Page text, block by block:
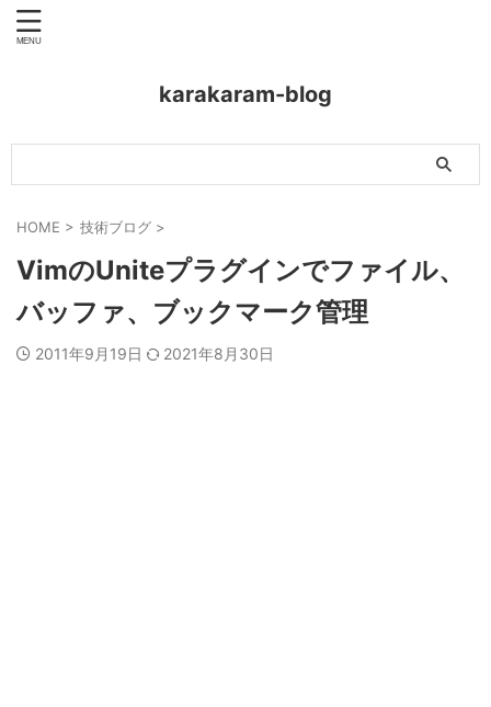
karakaram-blog
HOME > 技術ブログ >
VimのUniteプラグインでファイル、
バッファ、ブックマーク管理
2011年9月19日 2021年8月30日